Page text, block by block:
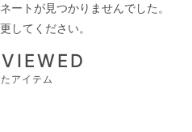
ートが見つかりませんでした。
してください。
アイテム